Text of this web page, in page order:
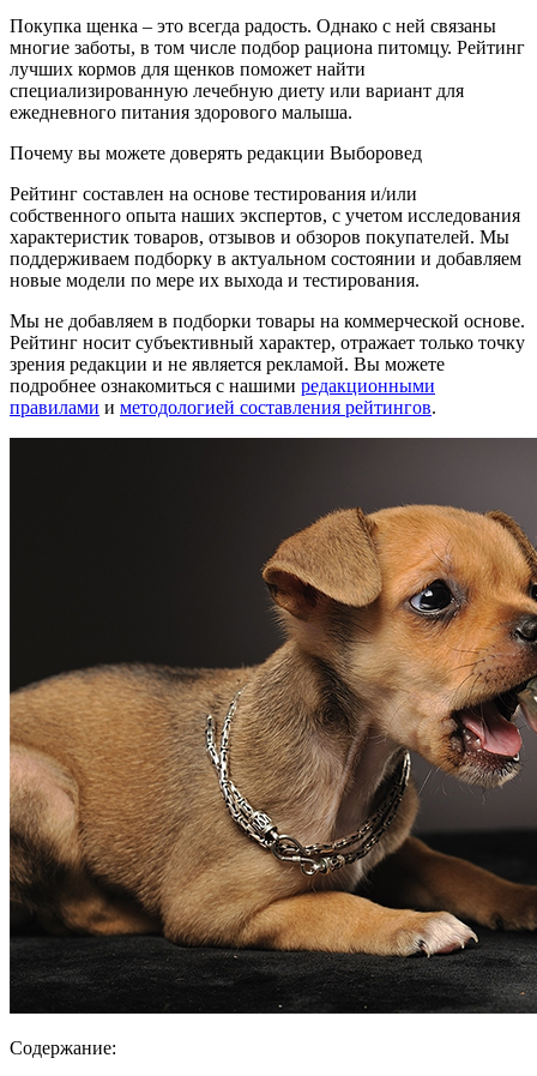
Покупка щенка – это всегда радость. Однако с ней связаны
многие заботы, в том числе подбор рациона питомцу. Рейтинг
лучших кормов для щенков поможет найти
специализированную лечебную диету или вариант для
ежедневного питания здорового малыша.
Почему вы можете доверять редакции Выборовед
Рейтинг составлен на основе тестирования и/или
собственного опыта наших экспертов, с учетом исследования
характеристик товаров, отзывов и обзоров покупателей. Мы
поддерживаем подборку в актуальном состоянии и добавляем
новые модели по мере их выхода и тестирования.
Мы не добавляем в подборки товары на коммерческой основе.
Рейтинг носит субъективный характер, отражает только точку
зрения редакции и не является рекламой. Вы можете
подробнее ознакомиться с нашими редакционными
правилами и методологией составления рейтингов.
Содержание: